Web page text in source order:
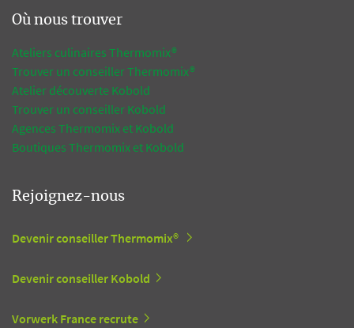
Où nous trouver
Ateliers culinaires Thermomix®
Trouver un conseiller Thermomix®
Atelier découverte Kobold
Trouver un conseiller Kobold
Agences Thermomix et Kobold
Boutiques Thermomix et Kobold
Rejoignez-nous
Devenir conseiller Thermomix®
Devenir conseiller Kobold
Vorwerk France recrute